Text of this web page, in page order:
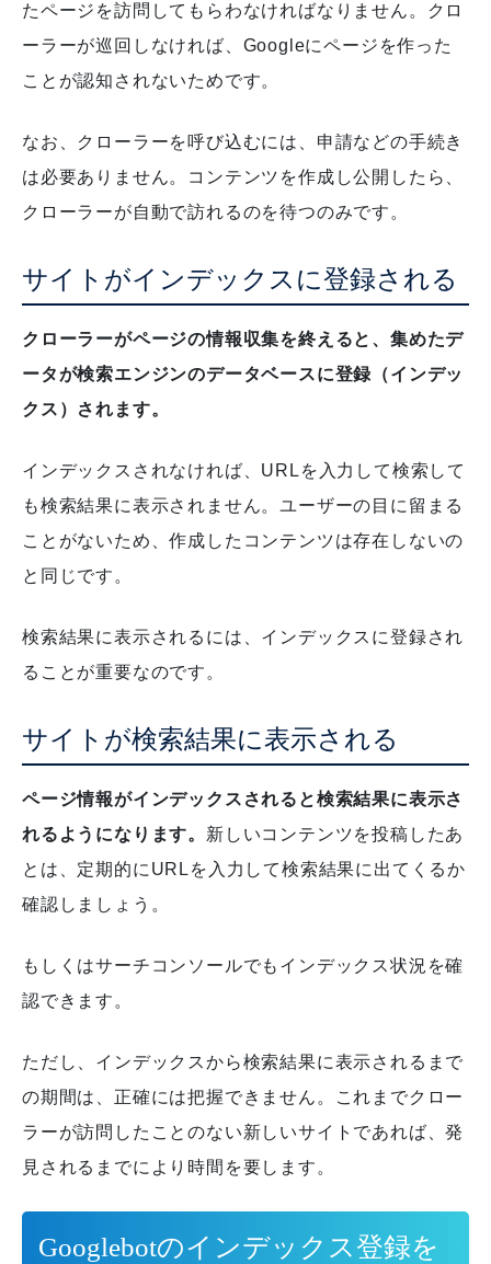
たページを訪問してもらわなければなりません。
クロ
ーラーが巡回しなければ、Googleにページを作った
ことが認知されないためです。
なお、クローラーを呼び込むには、申請などの手続き
は必要ありません。
コンテンツを作成し公開したら、
クローラーが自動で訪れるのを待つのみです。
サイトがインデックスに登録される
クローラーがページの情報収集を終えると、集めたデ
ータが検索エンジンのデータベースに登録（インデッ
クス）されます。
インデックスされなければ、URLを入力して検索して
も検索結果に表示されません。ユーザーの目に留まる
ことがないため、作成したコンテンツは存在しないの
と同じです。
検索結果に表示されるには、インデックスに登録され
ることが重要なのです。
サイトが検索結果に表示される
ページ情報がインデックスされると検索結果に表示さ
れるようになります。 新しいコンテンツを投稿したあ
とは、定期的にURLを入力して検索結果に出てくるか
確認しましょう。
もしくはサーチコンソールでもインデックス状況を確
認できます。
ただし、インデックスから検索結果に表示されるまで
の期間は、正確には把握できません。
これまでクロー
ラーが訪問したことのない新しいサイトであれば、発
見されるまでにより時間を要します。
Googlebotのインデックス登録を